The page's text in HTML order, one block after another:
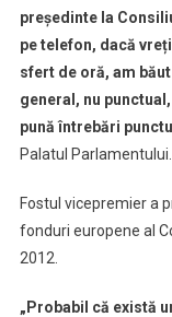
președinte la
pe telefon, dacă
sfert de oră, am
general, nu
pună întrebări
Palatul Parlamentului.
Fostul vicepremier a
fonduri europene al
2012.
„Probabil că există